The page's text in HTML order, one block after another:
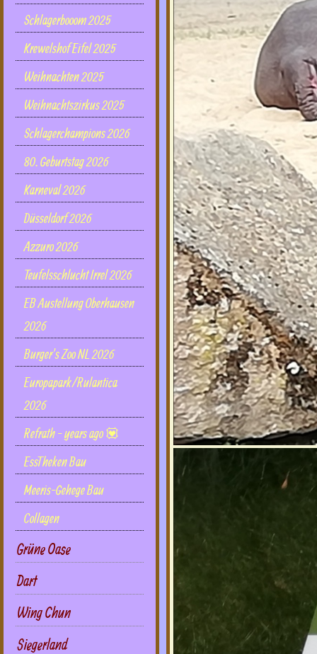
Schlagerbooom 2025
Krewelshof Eifel 2025
Weihnachten 2025
Weihnachtszirkus 2025
Schlagerchampions 2026
80. Geburtstag 2026
Karneval 2026
Düsseldorf 2026
Azzuro 2026
Teufelsschlucht Irrel 2026
EB Austellung Oberhausen
2026
Burger's Zoo NL 2026
Europapark/Rulantica
2026
Refrath - years ago 💟
EssTheken Bau
Meeris-Gehege Bau
Collagen
Grüne Oase
Dart
Wing Chun
Siegerland